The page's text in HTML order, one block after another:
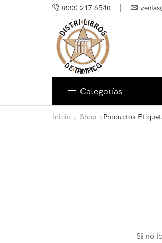
(833) 217 6540
Categorías
Inicio Shop Productos
Si no